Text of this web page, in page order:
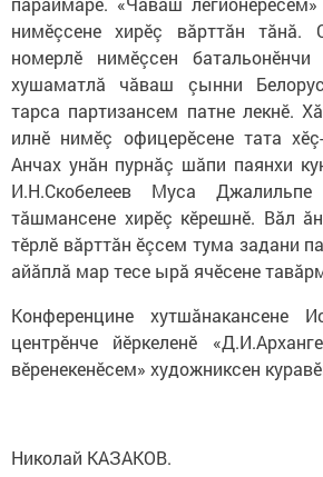
нимӗçсене хирӗç вăрттăн тăнă.
номерлӗ нимӗçсен
хушаматлă чăваш çынни
тарса партизансем патне лекнӗ.
илнӗ нимӗç офицерӗсене тата
Анчах унăн пурнăç шăпи паянхи
И.Н.Скобелеев Муса
тăшмансене хирӗç кӗрешнӗ. Вăл
тӗрлӗ вăрттăн ӗçсем тума задани
айăплă мар тесе ырă ячӗсене
Конференцине хутшăнакансене
центрӗнче йӗркеленӗ
вӗренекенӗсем» художниксен
Николай КАЗАКОВ.